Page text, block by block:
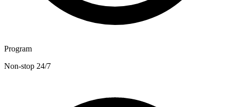
Program
Non-stop 24/7